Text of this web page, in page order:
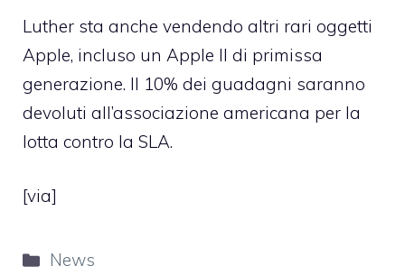
Luther sta anche vendendo altri rari oggetti
Apple, incluso un Apple II di primissa
generazione. Il 10% dei guadagni saranno
devoluti all’associazione americana per la
lotta contro la SLA.
[via]
Categorie
News